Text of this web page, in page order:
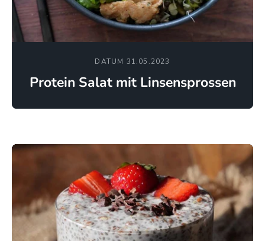
DATUM 31.05.2023
Protein Salat mit Linsensprossen